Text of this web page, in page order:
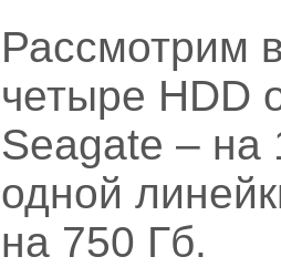
Рассмотрим
четыре HDD
Seagate – на
одной
на 750 Гб.